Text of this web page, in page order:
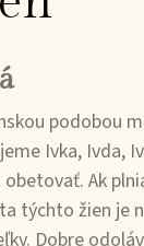
podobou
Ivka, Ivda,
Ak
týchto žien je
Dobre